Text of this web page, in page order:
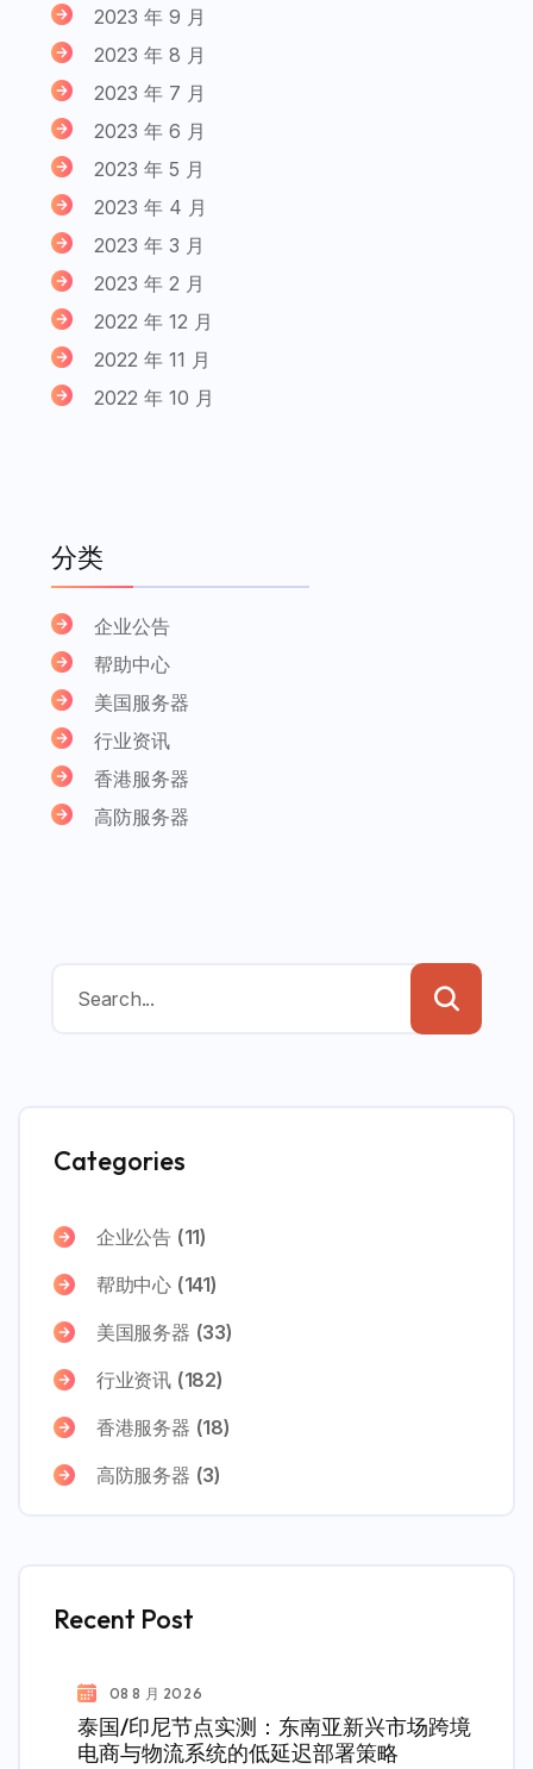
2023 年 9 月
2023 年 8 月
2023 年 7 月
2023 年 6 月
2023 年 5 月
2023 年 4 月
2023 年 3 月
2023 年 2 月
2022 年 12 月
2022 年 11 月
2022 年 10 月
分类
企业公告
帮助中心
美国服务器
行业资讯
香港服务器
高防服务器
Categories
企业公告 (11)
帮助中心 (141)
美国服务器 (33)
行业资讯 (182)
香港服务器 (18)
高防服务器 (3)
Recent Post
08 8 月 2026
泰国/印尼节点实测：东南亚新兴市场跨境
电商与物流系统的低延迟部署策略